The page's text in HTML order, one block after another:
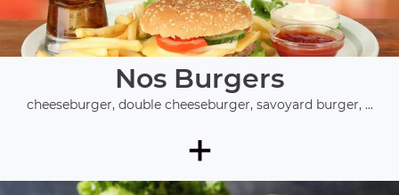
Nos Burgers
cheeseburger, double cheeseburger, savoyard burger, ...
+